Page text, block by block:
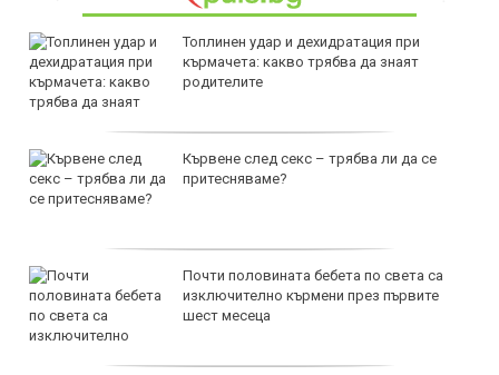
Топлинен удар и дехидратация при
кърмачета: какво трябва да знаят
родителите
Кървене след секс – трябва ли да се
притесняваме?
Почти половината бебета по света са
изключително кърмени през първите
шест месеца